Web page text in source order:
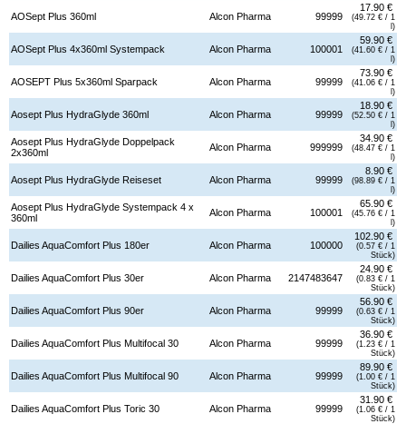
AOSept Plus 360ml Alcon Pharma 99999
17.90 €
(49.72 € / 1
l)
AOSept Plus 4x360ml Systempack Alcon Pharma 100001
59.90 €
(41.60 € / 1
l)
AOSEPT Plus 5x360ml Sparpack Alcon Pharma 99999
73.90 €
(41.06 € / 1
l)
Aosept Plus HydraGlyde 360ml Alcon Pharma 99999
18.90 €
(52.50 € / 1
l)
Aosept Plus HydraGlyde Doppelpack
2x360ml
Alcon Pharma 999999
34.90 €
(48.47 € / 1
l)
Aosept Plus HydraGlyde Reiseset Alcon Pharma 99999
8.90 €
(98.89 € / 1
l)
Aosept Plus HydraGlyde Systempack 4 x
360ml
Alcon Pharma 100001
65.90 €
(45.76 € / 1
l)
Dailies AquaComfort Plus 180er Alcon Pharma 100000
102.90 €
(0.57 € / 1
Stück)
Dailies AquaComfort Plus 30er Alcon Pharma 2147483647
24.90 €
(0.83 € / 1
Stück)
Dailies AquaComfort Plus 90er Alcon Pharma 99999
56.90 €
(0.63 € / 1
Stück)
Dailies AquaComfort Plus Multifocal 30 Alcon Pharma 99999
36.90 €
(1.23 € / 1
Stück)
Dailies AquaComfort Plus Multifocal 90 Alcon Pharma 99999
89.90 €
(1.00 € / 1
Stück)
Dailies AquaComfort Plus Toric 30 Alcon Pharma 99999
31.90 €
(1.06 € / 1
Stück)